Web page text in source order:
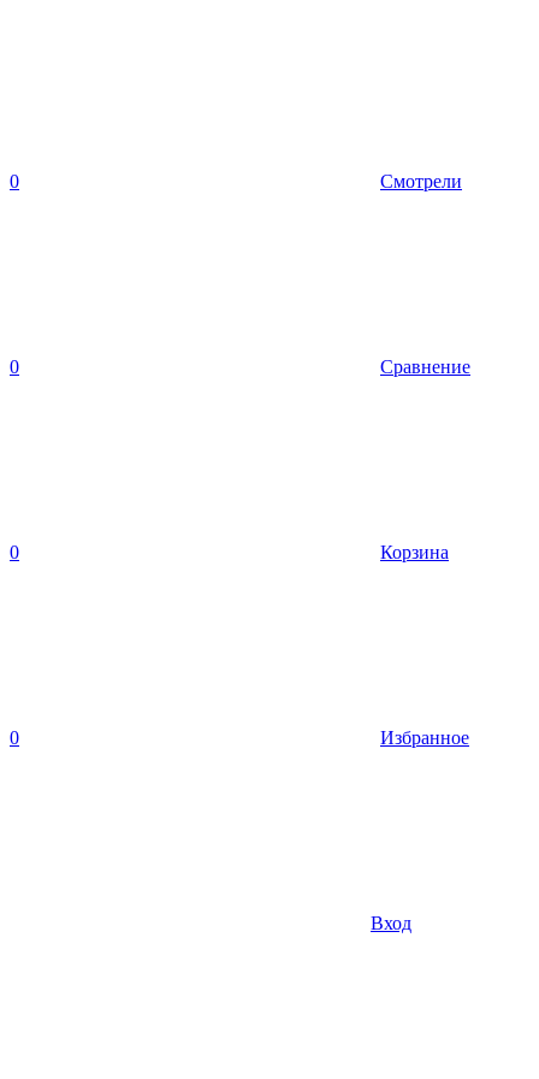
0 Смотрели
0 Сравнение
0 Корзина
0 Избранное
Вход